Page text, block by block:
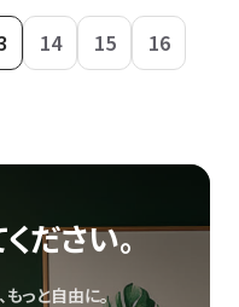
14 15 16
ださい。
っと自由に。